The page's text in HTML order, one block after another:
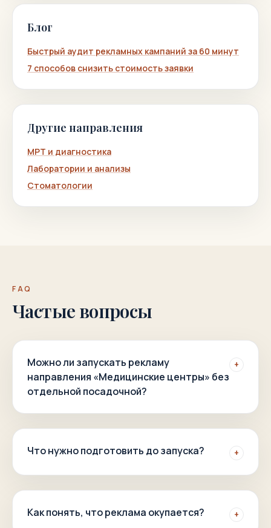
Блог
Быстрый аудит рекламных кампаний за 60 минут
7 способов снизить стоимость заявки
Другие направления
МРТ и диагностика
Лаборатории и анализы
Стоматологии
FAQ
Частые вопросы
Можно ли запускать рекламу
направления «Медицинские центры» без
отдельной посадочной?
+
Что нужно подготовить до запуска? +
Как понять, что реклама окупается? +